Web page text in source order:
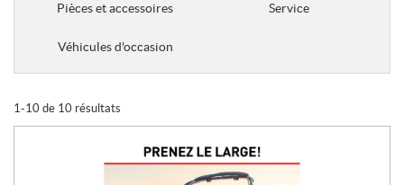
r
m
o
Pièces et accessoires Service
Véhicules d'occasion
1-10 de 10 résultats